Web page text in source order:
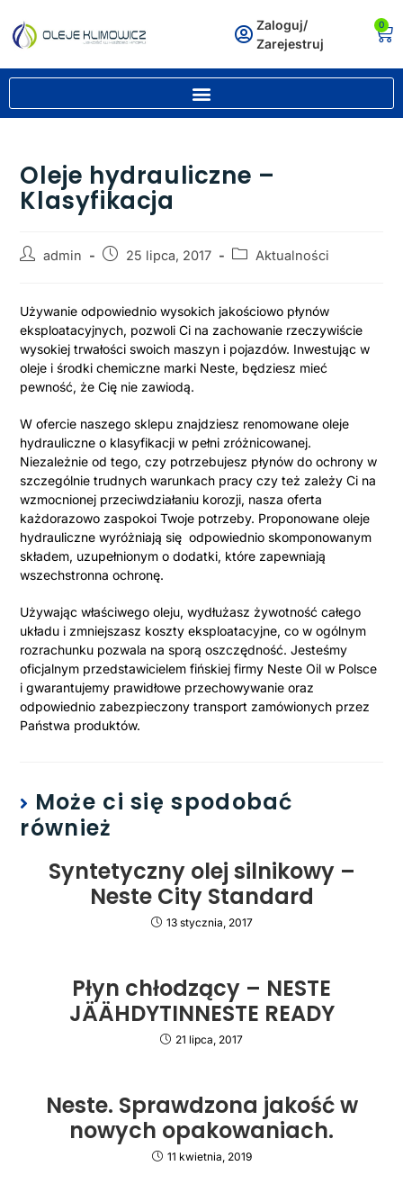
Zaloguj/
Zarejestruj
0
Oleje hydrauliczne –
Klasyfikacja
admin 25 lipca, 2017 Aktualności
Używanie odpowiednio wysokich jakościowo płynów
eksploatacyjnych, pozwoli Ci na zachowanie rzeczywiście
wysokiej trwałości swoich maszyn i pojazdów. Inwestując w
oleje i środki chemiczne marki Neste, będziesz mieć
pewność, że Cię nie zawiodą.
W ofercie naszego sklepu znajdziesz renomowane oleje
hydrauliczne o klasyfikacji w pełni zróżnicowanej.
Niezależnie od tego, czy potrzebujesz płynów do ochrony w
szczególnie trudnych warunkach pracy czy też zależy Ci na
wzmocnionej przeciwdziałaniu korozji, nasza oferta
każdorazowo zaspokoi Twoje potrzeby. Proponowane oleje
hydrauliczne wyróżniają się odpowiednio skomponowanym
składem, uzupełnionym o dodatki, które zapewniają
wszechstronna ochronę.
Używając właściwego oleju, wydłużasz żywotność całego
układu i zmniejszasz koszty eksploatacyjne, co w ogólnym
rozrachunku pozwala na sporą oszczędność. Jesteśmy
oficjalnym przedstawicielem fińskiej firmy Neste Oil w Polsce
i gwarantujemy prawidłowe przechowywanie oraz
odpowiednio zabezpieczony transport zamówionych przez
Państwa produktów.
Może ci się spodobać
również
Syntetyczny olej silnikowy –
Neste City Standard
13 stycznia, 2017
Płyn chłodzący – NESTE
JÄÄHDYTINNESTE READY
21 lipca, 2017
Neste. Sprawdzona jakość w
nowych opakowaniach.
11 kwietnia, 2019